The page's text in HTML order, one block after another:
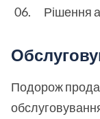
Рішення
Подорож
обслуговування